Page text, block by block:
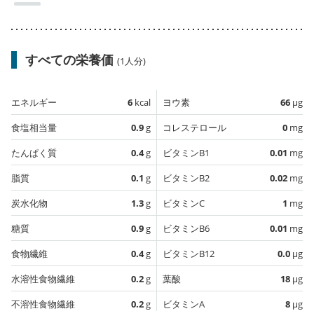
すべての栄養価 (1人分)
エネルギー 6 kcal
食塩相当量
0.9g
たんぱく質
0.4g
脂質
0.1 g
炭水化物
1.3g
糖質
0.9g
食物繊維
0.4g
水溶性食物繊維
0.2g
不溶性食物繊維
0.2g
ヨウ素 66 µg
コレステロール
0 mg
ビタミンB1
0.01 mg
ビタミンB2
0.02 mg
ビタミンC
1 mg
ビタミンB6
0.01 mg
ビタミンB12
0.0 µg
葉酸
18 µg
ビタミンA
8 µg